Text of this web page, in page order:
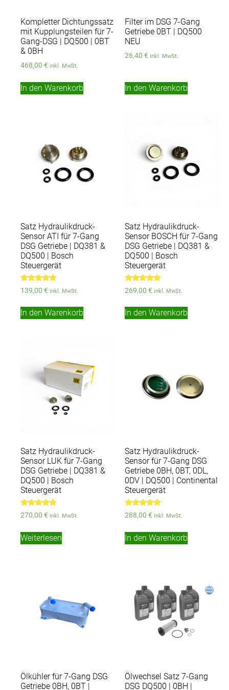
Kompletter Dichtungssatz
mit Kupplungsteilen für 7-
Gang-DSG | DQ500 | 0BT
& 0BH
468,00 € inkl. MwSt.
In den Warenkorb
Filter im DSG 7-Gang
Getriebe 0BT | DQ500
NEU
26,40 € inkl. MwSt.
In den Warenkorb
Satz Hydraulikdruck-
Sensor ATI für 7-Gang
DSG Getriebe | DQ381 &
DQ500 | Bosch
Steuergerät
Bewertet
mit
von 5
139,00 € inkl. MwSt.
In den Warenkorb
Satz Hydraulikdruck-
Sensor BOSCH für 7-Gang
DSG Getriebe | DQ381 &
DQ500 | Bosch
Steuergerät
Bewertet
mit
von 5
269,00 € inkl. MwSt.
In den Warenkorb
Satz Hydraulikdruck-
Sensor LUK für 7-Gang
DSG Getriebe | DQ381 &
DQ500 | Bosch
Steuergerät
Bewertet
mit
von 5
270,00 € inkl. MwSt.
Weiterlesen
Satz Hydraulikdruck-
Sensor für 7-Gang DSG
Getriebe 0BH, 0BT, 0DL,
0DV | DQ500 | Continental
Steuergerät
Bewertet
mit
von 5
288,00 € inkl. MwSt.
In den Warenkorb
Ölkühler für 7-Gang DSG
Getriebe 0BH, 0BT |
Ölwechsel Satz 7-Gang
DSG DQ500 | 0BH |